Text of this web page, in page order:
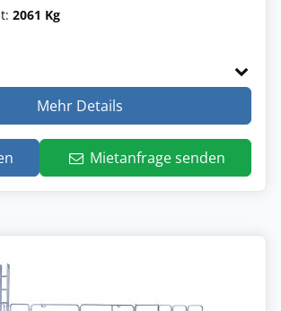
2061 Kg
Mehr Details
Mietanfrage senden